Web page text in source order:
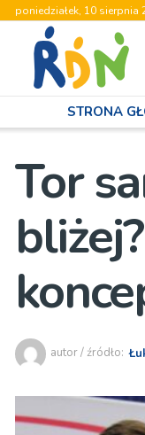
poniedziałek, 10 sierpnia
STRONA
Tor
autor / źródło: